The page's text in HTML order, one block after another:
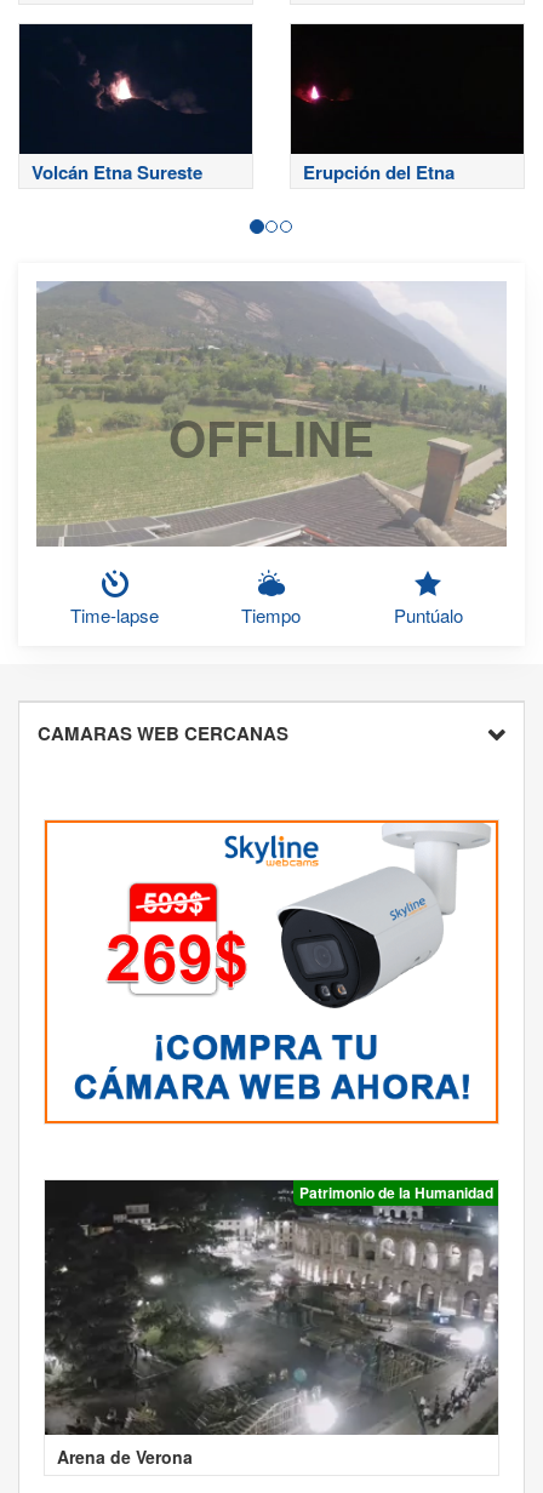
Volcán Etna Sureste Erupción del Etna
OFFLINE
Time-lapse Tiempo Puntúalo
CAMARAS WEB CERCANAS
Patrimonio de la Humanidad
Arena de Verona